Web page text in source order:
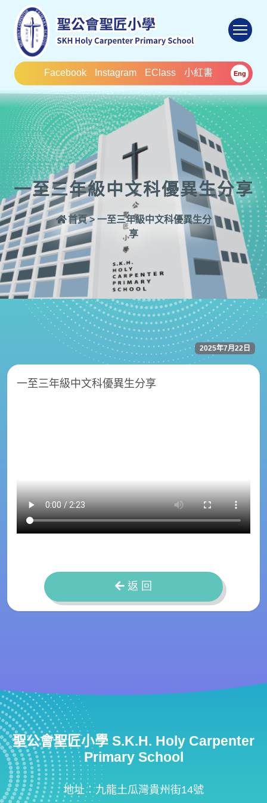
Facebook Instagram EClass 小紅書 Eng
一至三年級中文科優異生分享
首頁 > 一至三年級中文科優異生分
享
2025年7月22日
一至三年級中文科優異生分享
返 回
聖公會聖匠小學 S.K.H. Holy Carpenter
Primary School
地址：九龍土瓜灣貴州街14號